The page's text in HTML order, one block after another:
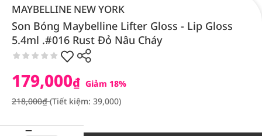
MAYBELLINE NEW YORK
Son Bóng Maybelline Lifter Gloss - Lip Gloss
5.4ml .#016 Rust Đỏ Nâu Cháy
179,000₫ Giảm 18%
218,000₫(Tiết kiệm: 39,000)